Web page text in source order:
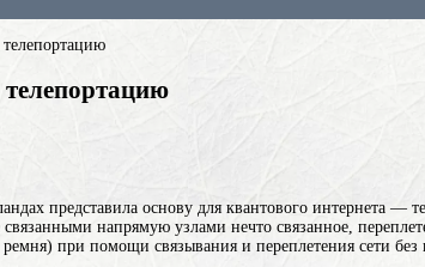
представила основу для квантового интернета
связанными напрямую узлами нечто связанное,
при помощи связывания и переплетения сети